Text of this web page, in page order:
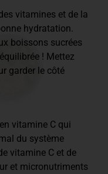
vitamines et de la
hydratation.
boissons sucrées
! Mettez
garder le côté
vitamine C qui
du système
vitamine C et de
et micronutriments